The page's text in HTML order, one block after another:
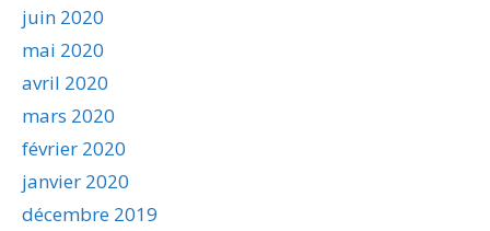
juin 2020
mai 2020
avril 2020
mars 2020
février 2020
janvier 2020
décembre 2019